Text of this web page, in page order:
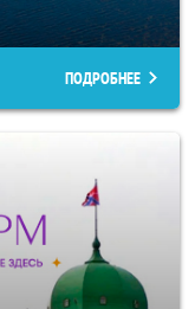
ПОДРОБНЕЕ